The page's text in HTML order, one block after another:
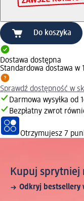
Do koszyka
Dostawa dostępna
Standardowa dostawa w
Sprawdź dostępność w
Darmowa wysyłka od
Bezpłatny zwrot
Otrzymujesz 7
Kupuj sprytniej
Odkryj bestsellery